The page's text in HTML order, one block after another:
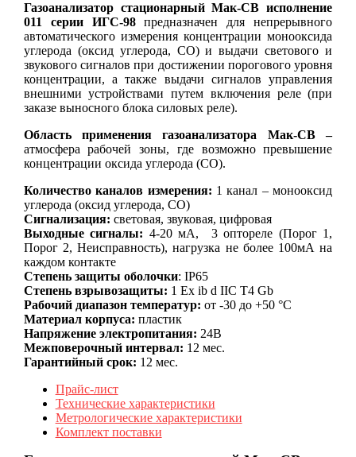
Газоанализатор стационарный Мак-СВ исполнение
011 серии ИГС-98
предназначен для непрерывного
автоматического измерения концентрации монооксида
углерода (оксид углерода, CO) и выдачи светового и
звукового сигналов при достижении порогового уровня
концентрации, а также выдачи сигналов управления
внешними устройствами путем включения реле (при
заказе выносного блока силовых реле).
Область применения газоанализатора Мак-СВ –
атмосфера рабочей зоны, где возможно превышение
концентрации оксида углерода (CO).
Количество каналов измерения: 1 канал – монооксид
углерода (оксид углерода, CO)
Сигнализация: световая, звуковая, цифровая
Выходные сигналы: 4-20 мА, 3 оптореле (Порог 1,
Порог 2, Неисправность), нагрузка не более 100мА на
каждом контакте
Степень защиты оболочки: IP65
Степень взрывозащиты: 1 Ex ib d IIC T4 Gb
Рабочий диапазон температур: от -30 до +50 °С
Материал корпуса: пластик
Напряжение электропитания: 24В
Межповерочный интервал: 12 мес.
Гарантийный срок: 12 мес.
Прайс-лист
Технические характеристики
Метрологические характеристики
Комплект поставки